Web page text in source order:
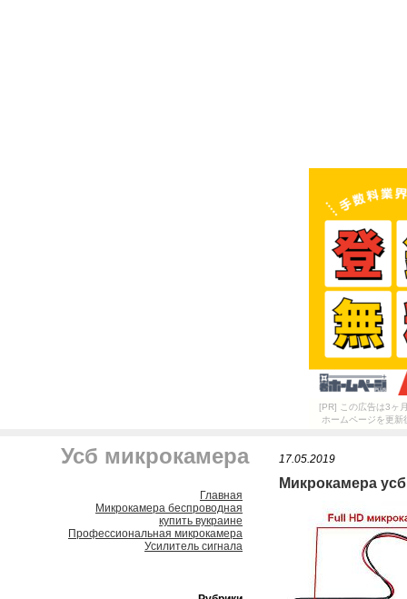
[PR] この広告は3ヶ
ホームページを更
Усб микрокамера
Главная
Микрокамера беспроводная
купить вукраине
Профессиональная микрокамера
Усилитель сигнала
17.05.2019
Микрокамера усб